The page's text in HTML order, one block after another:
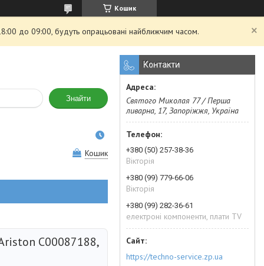
Кошик
до 09:00, будуть опрацьовані найближчим часом.
Знайти
Кошик
C00087188,
Контакти
Святого Миколая 77 / Перша
ливарна, 17, Запоріжжя, Україна
+380 (50) 257-38-36
Вікторія
+380 (99) 779-66-06
Вікторія
+380 (99) 282-36-61
електроні компоненти, плати TV
https://techno-service.zp.ua